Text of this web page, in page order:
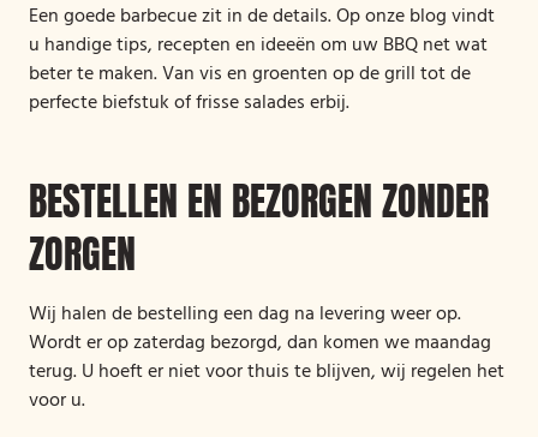
Een goede barbecue zit in de details. Op onze blog vindt
u handige tips, recepten en ideeën om uw BBQ net wat
beter te maken. Van vis en groenten op de grill tot de
perfecte biefstuk of frisse salades erbij.
BESTELLEN EN BEZORGEN ZONDER
ZORGEN
Wij halen de bestelling een dag na levering weer op.
Wordt er op zaterdag bezorgd, dan komen we maandag
terug. U hoeft er niet voor thuis te blijven, wij regelen het
voor u.